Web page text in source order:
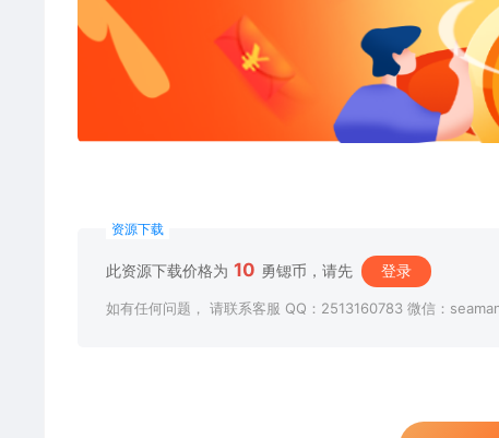
资源下载
此资源下载价格为 10 勇锶币，请先 登录
如有任何问题， 请联系客服 QQ：2513160783 微信：